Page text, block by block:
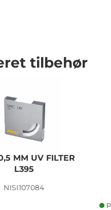
tilbehør
MM UV FILTER
L395
NISI107084